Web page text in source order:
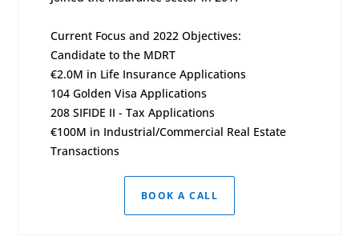
Current Focus and 2022 Objectives:
Candidate to the MDRT
€2.0M in Life Insurance Applications
104 Golden Visa Applications
208 SIFIDE II - Tax Applications
€100M in Industrial/Commercial Real Estate
Transactions
BOOK A CALL